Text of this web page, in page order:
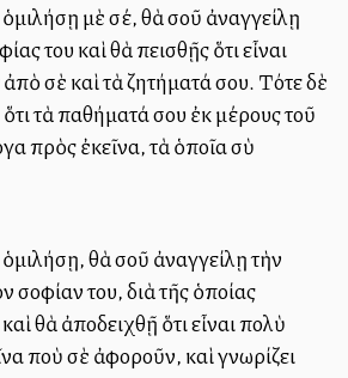
ὁμιλήσῃ μὲ σέ, θὰ σοῦ ἀναγγείλῃ
του καὶ θὰ πεισθῇς ὅτι εἶναι
σὲ καὶ τὰ ζητήματά σου. Τότε δὲ
τὰ παθήματά σου ἐκ μέρους τοῦ
πρὸς ἐκεῖνα, τὰ ὁποῖα σὺ
ὁμιλήσῃ, θὰ σοῦ ἀναγγείλῃ τὴν
σοφίαν του, διὰ τῆς ὁποίας
θὰ ἀποδειχθῇ ὅτι εἶναι πολὺ
ποὺ σὲ ἀφοροῦν, καὶ γνωρίζει